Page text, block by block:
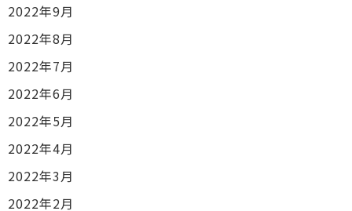
2022年9月
2022年8月
2022年7月
2022年6月
2022年5月
2022年4月
2022年3月
2022年2月